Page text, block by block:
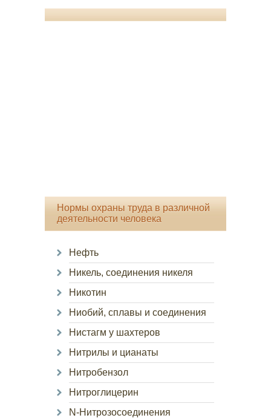
Нормы охраны труда в различной
деятельности человека
Нефть
Никель, соединения никеля
Никотин
Ниобий, сплавы и соединения
Нистагм у шахтеров
Нитрилы и цианаты
Нитробензол
Нитроглицерин
N-Нитрозосоединения